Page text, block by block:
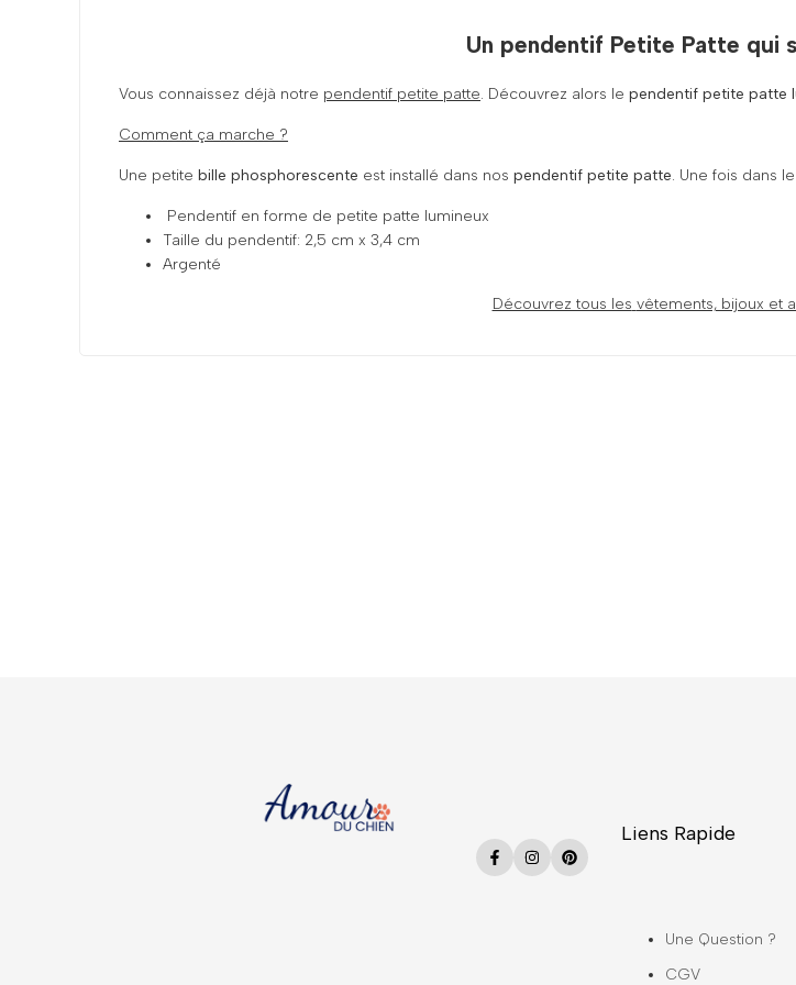
Un pendentif Petite Patte qui
Vous connaissez déjà notre pendentif petite patte. Découvrez alors le pendentif petite patte
Comment ça marche ?
Une petite bille phosphorescente est installé dans nos pendentif petite patte. Une fois dans
Pendentif en forme de petite patte lumineux
Taille du pendentif: 2,5 cm x 3,4 cm
Argenté
Découvrez tous les vêtements, bijoux et
Facebook
InstagramPinterest
Liens Rapide
Une Question ?
CGV